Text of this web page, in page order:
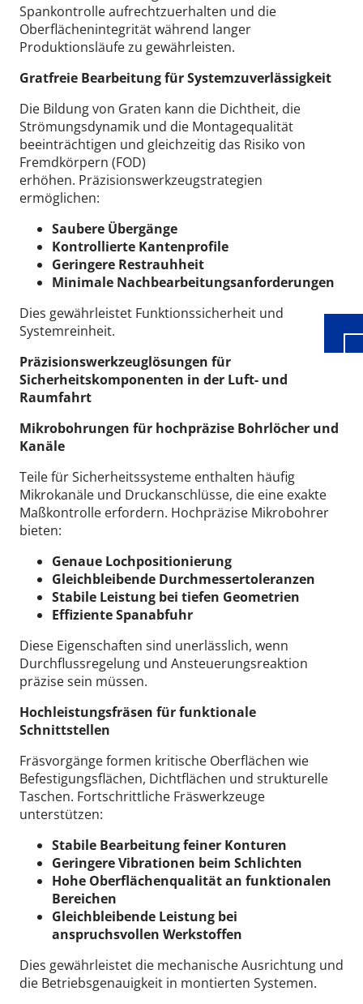
Spankontrolle aufrechtzuerhalten und die
Oberflächenintegrität während langer
Produktionsläufe zu gewährleisten.
Gratfreie Bearbeitung für Systemzuverlässigkeit
Die Bildung von Graten kann die Dichtheit, die
Strömungsdynamik und die Montagequalität
beeinträchtigen und gleichzeitig das Risiko von
Fremdkörpern (FOD)
erhöhen. Präzisionswerkzeugstrategien
ermöglichen:
Saubere Übergänge
Kontrollierte Kantenprofile
Geringere Restrauhheit
Minimale Nachbearbeitungsanforderungen
Dies gewährleistet Funktionssicherheit und
Systemreinheit.
Präzisionswerkzeuglösungen für
Sicherheitskomponenten in der Luft- und
Raumfahrt
Mikrobohrungen für hochpräzise Bohrlöcher und
Kanäle
Teile für Sicherheitssysteme enthalten häufig
Mikrokanäle und Druckanschlüsse, die eine exakte
Maßkontrolle erfordern. Hochpräzise Mikrobohrer
bieten:
Genaue Lochpositionierung
Gleichbleibende Durchmessertoleranzen
Stabile Leistung bei tiefen Geometrien
Effiziente Spanabfuhr
Diese Eigenschaften sind unerlässlich, wenn
Durchflussregelung und Ansteuerungsreaktion
präzise sein müssen.
Hochleistungsfräsen für funktionale
Schnittstellen
Fräsvorgänge formen kritische Oberflächen wie
Befestigungsflächen, Dichtflächen und strukturelle
Taschen. Fortschrittliche Fräswerkzeuge
unterstützen:
Stabile Bearbeitung feiner Konturen
Geringere Vibrationen beim Schlichten
Hohe Oberflächenqualität an funktionalen
Bereichen
Gleichbleibende Leistung bei
anspruchsvollen Werkstoffen
Dies gewährleistet die mechanische Ausrichtung und
die Betriebsgenauigkeit in montierten Systemen.